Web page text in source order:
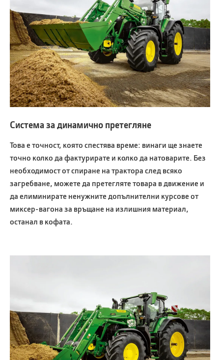
Система за динамично претегляне
Това е точност, която спестява време: винаги ще знаете
точно колко да фактурирате и колко да натоварите. Без
необходимост от спиране на трактора след всяко
загребване, можете да претегляте товара в движение и
да елиминирате ненужните допълнителни курсове от
миксер-вагона за връщане на излишния материал,
останал в кофата.